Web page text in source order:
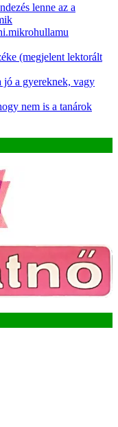
lenne az a
(megjelent lektorált
jó a gyereknek, vagy
nem is a tanárok